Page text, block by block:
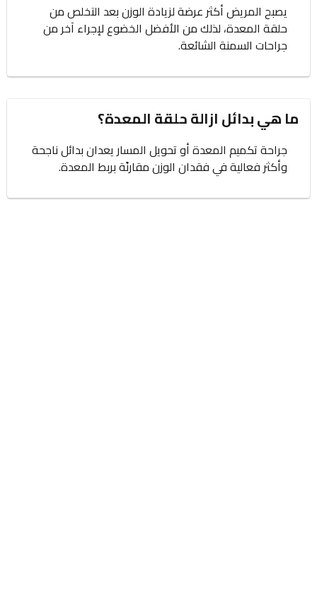
يصبح المريض أكثر عرضة لزيادة الوزن بعد التخلص من
حلقة المعدة، لذلك من الأفضل الخضوع لإجراء آخر من
جراحات السمنة الشائعة.
ما هي بدائل ازالة حلقة المعدة؟
جراحة تكميم المعدة أو تحويل المسار يعدان بدائل ناجحة
وأكثر فعالية في فقدان الوزن مقارنًة بربط المعدة.